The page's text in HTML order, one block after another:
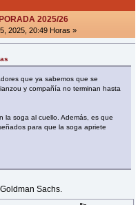
2025/26
2025, 20:49 Horas »
que ya sabemos que se
y compañía no terminan hasta
la soga al cuello. Además, es que
para que la soga apriete
Sachs.